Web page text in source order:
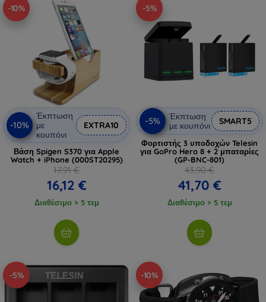
-10%
-10%
Έκπτωση
με
κουπόνι
EXTRA10
Βάση Spigen S370 για Apple
Watch + iPhone (000ST20295)
17,91 €
16,12 €
Διαθέσιμο > 5 τεμ
-5%
-5%
Έκπτωση
με κουπόνι
SMART5
Φορτιστής 3 υποδοχών Telesin
για GoPro Hero 8 + 2 μπαταρίες
(GP-BNC-801)
43,90 €
41,70 €
Διαθέσιμο > 5 τεμ
-5% -10%